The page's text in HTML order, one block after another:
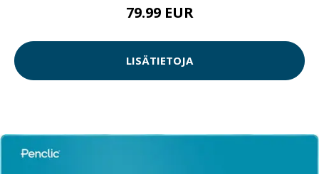
79.99 EUR
LISÄTIETOJA